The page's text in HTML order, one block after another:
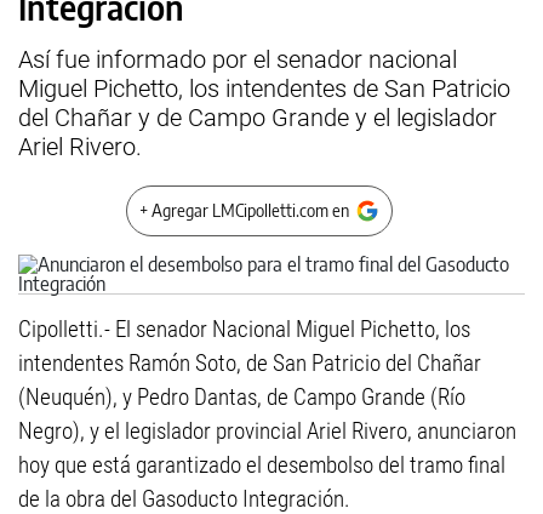
Así fue informado por el senador nacional
Miguel Pichetto, los intendentes de San Patricio
del Chañar y de Campo Grande y el legislador
Ariel Rivero.
+ Agregar LMCipolletti.com en
Cipolletti.- El senador Nacional Miguel Pichetto, los
intendentes Ramón Soto, de San Patricio del Chañar
(Neuquén), y Pedro Dantas, de Campo Grande (Río
Negro), y el legislador provincial Ariel Rivero, anunciaron
hoy que está garantizado el desembolso del tramo final
de la obra del Gasoducto Integración.